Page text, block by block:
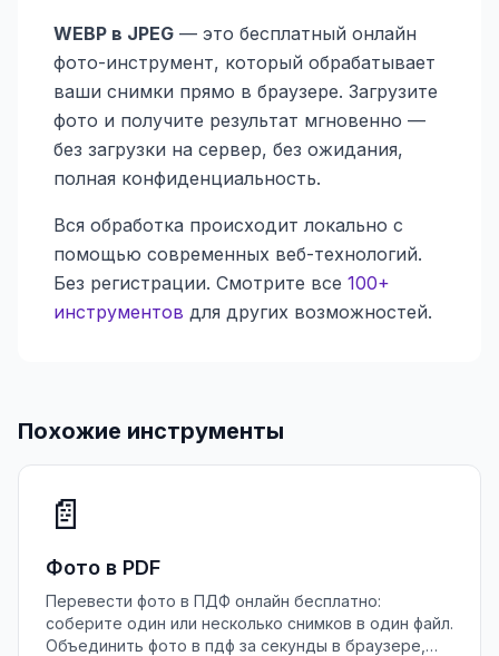
WEBP в JPEG — это бесплатный онлайн
фото-инструмент, который обрабатывает
ваши снимки прямо в браузере. Загрузите
фото и получите результат мгновенно —
без загрузки на сервер, без ожидания,
полная конфиденциальность.
Вся обработка происходит локально с
помощью современных веб-технологий.
Без регистрации. Смотрите все 100+
инструментов для других возможностей.
Похожие инструменты
📄
Фото в PDF
Перевести фото в ПДФ онлайн бесплатно:
соберите один или несколько снимков в один файл.
Объединить фото в пдф за секунды в браузере,